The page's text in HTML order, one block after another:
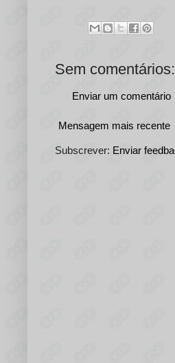
Sem comentários:
Enviar um comentário
Mensagem mais recente
Subscrever: Enviar